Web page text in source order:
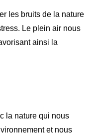
les bruits de la nature
Le plein air nous
ainsi la
la nature qui nous
et nous